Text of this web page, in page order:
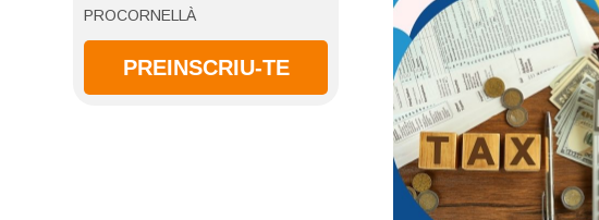
PROCORNELLÀ
PREINSCRIU-TE